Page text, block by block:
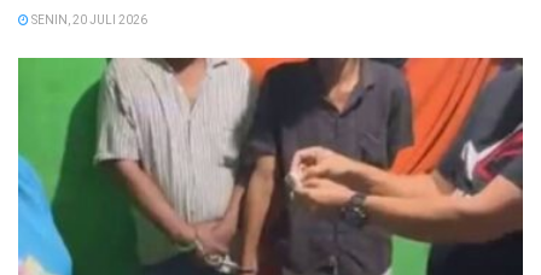
SENIN, 20 JULI 2026